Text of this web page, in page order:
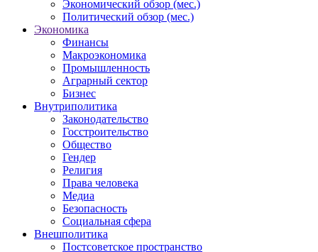
Экономический обзор (мес.)
Политический обзор (мес.)
Экономика
Финансы
Макроэкономика
Промышленность
Аграрный сектор
Бизнес
Внутриполитика
Законодательство
Госстроительство
Общество
Гендер
Религия
Права человека
Медиа
Безопасность
Социальная сфера
Внешполитика
Постсоветское пространство